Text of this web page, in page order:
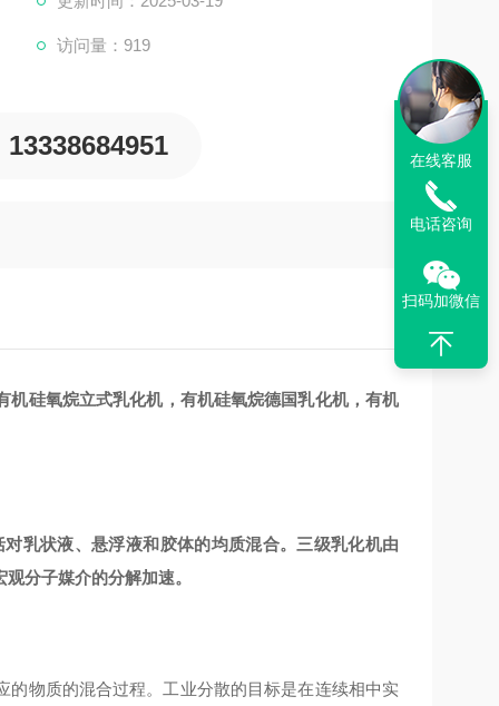
访问量：919
13338684951
硅氧烷立式乳化机，有机硅氧烷德国乳化机，有机
乳状液、悬浮液和胶体的均质混合。三级乳化机由
分子媒介的分解加速。
的物质的混合过程。工业分散的目标是在连续相中实
在线客服
电话咨询
扫码加微信